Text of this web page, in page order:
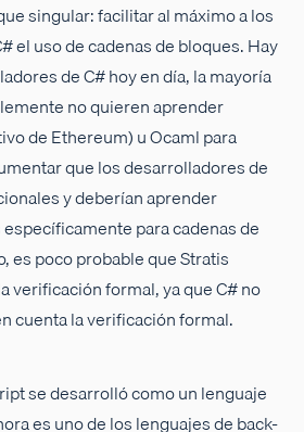
singular: facilitar al máximo a los
el uso de cadenas de bloques. Hay
de C# hoy en día, la mayoría
no quieren aprender
de Ethereum) u Ocaml para
que los desarrolladores de
y deberían aprender
para cadenas de
es poco probable que Stratis
verificación formal, ya que C# no
cuenta la verificación formal.
se desarrolló como un lenguaje
es uno de los lenguajes de back-